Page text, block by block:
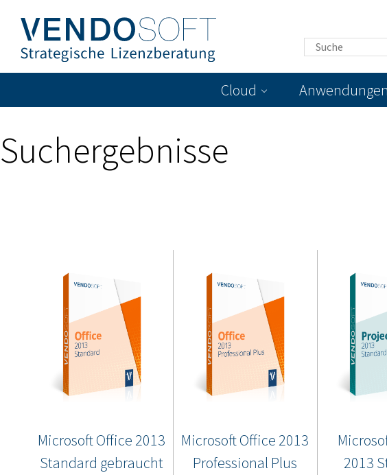
Cloud Anwendungen
Suchergebnisse
Microsoft Office 2013
Standard gebraucht
Microsoft Office 2013
Professional Plus
2013